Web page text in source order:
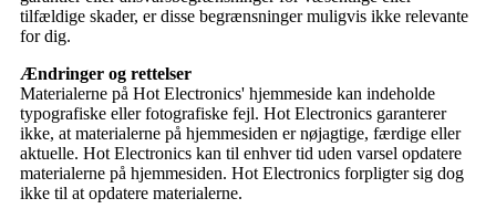
tilfældige skader, er disse begrænsninger muligvis ikke relevante
for dig.
Ændringer og rettelser
Materialerne på Hot Electronics' hjemmeside kan indeholde
typografiske eller fotografiske fejl. Hot Electronics garanterer
ikke, at materialerne på hjemmesiden er nøjagtige, færdige eller
aktuelle. Hot Electronics kan til enhver tid uden varsel opdatere
materialerne på hjemmesiden. Hot Electronics forpligter sig dog
ikke til at opdatere materialerne.